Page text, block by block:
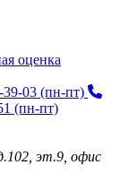
оценка
39-03 (пн-пт)
(пн-пт)
эт.9, офис